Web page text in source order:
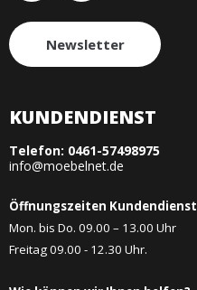
Newsletter
KUNDENDIENST
Telefon: 0461-57498975
info@moebelnet.de
Öffnungszeiten Kundendienst
Mon. bis Do. 09.00 – 13.00 Uhr
Freitag 09.00 - 12.30 Uhr.